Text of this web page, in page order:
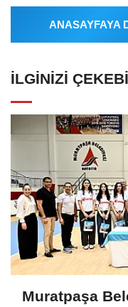
ANASAYFAYA
İLGINIZI
Muratpaşa